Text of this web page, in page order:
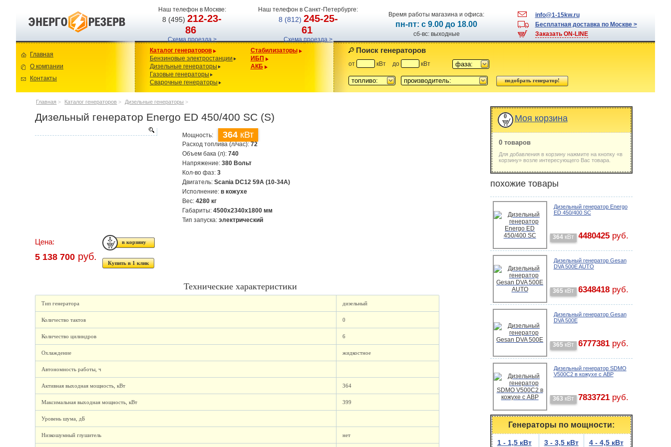
Наш телефон в Москве:
8 (495)212-23-
86
Схема проезда >
Наш телефон в Санкт-Петербурге:
8 (812) 245-25-
61
Схема проезда >
Время работы магазина и офиса:
пн-пт: с 9.00 до 18.00
сб-вс: выходные
info@1-15kw.ru
Бесплатная доставка по Москве >
Заказать ON-LINE
Главная
О компании
Контакты
Каталог генераторов
Бензиновые электростанции
Дизельные генераторы
Газовые генераторы
Сварочные генераторы
Стабилизаторы
ИБП
АКБ
Поиск генераторов
от кВт до кВт фаза:
топливо: производитель:
Главная > Каталог генераторов > Дизельные генераторы >
Дизельный генератор Energo ED 450/400 SC (S)
Мощность: 364 кВт
Расход топлива (л/час):72
Объем бака (л):740
Напряжение:380 Вольт
Кол-во фаз:3
Двигатель:Scania DC12 59A (10-34A)
Исполнение:в кожухе
Вес:4280 кг
Габариты:4500x2340x1800 мм
Тип запуска:электрический
Цена:
5 138 700 руб.
Купить в 1 клик
Технические характеристики
Тип генератора дизельный
Количество тактов 0
Количество цилиндров 6
Охлаждение жидкостное
Автономность работы, ч
Активная выходная мощность, кВт 364
Максимальная выходная мощность, кВт 399
Уровень шума, дБ
Низкошумный глушитель нет
0 Моя корзина
0 товаров
Для добавления в корзину нажмите на кнопку «в
корзину» возле интересующего Вас товара.
похожие товары
Дизельный генератор Energo
ED 450/400 SC
364кВт 4480425руб.
Дизельный генератор Gesan
DVA 500E AUTO
365 кВт 6348418руб.
Дизельный генератор Gesan
DVA 500E
365 кВт 6777381руб.
Дизельный генератор SDMO
V500C2 в кожухе с АВР
363 кВт 7833721руб.
Генераторы по мощности:
1 - 1,5 кВт 3 - 3,5 кВт 4 - 4,5 кВт